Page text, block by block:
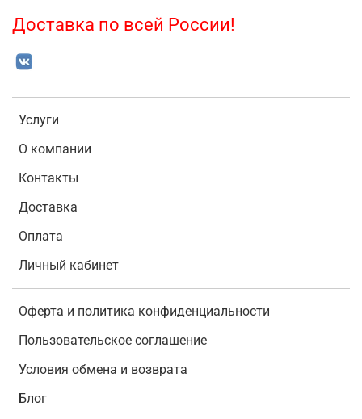
Услуги
О компании
Контакты
Доставка
Оплата
Личный кабинет
Оферта и политика конфиденциальности
Пользовательское соглашение
Условия обмена и возврата
Блог
Доставка по всей России!